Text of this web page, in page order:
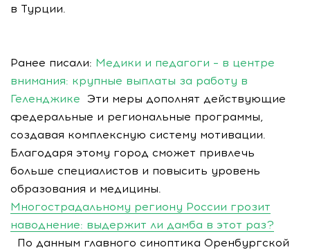
в Турции.
Ранее писали: Медики и педагоги – в центре
внимания: крупные выплаты за работу в
Геленджике Эти меры дополнят действующие
федеральные и региональные программы,
создавая комплексную систему мотивации.
Благодаря этому город сможет привлечь
больше специалистов и повысить уровень
образования и медицины.
Многострадальному региону России грозит
наводнение: выдержит ли дамба в этот раз?
По данным главного синоптика Оренбургской